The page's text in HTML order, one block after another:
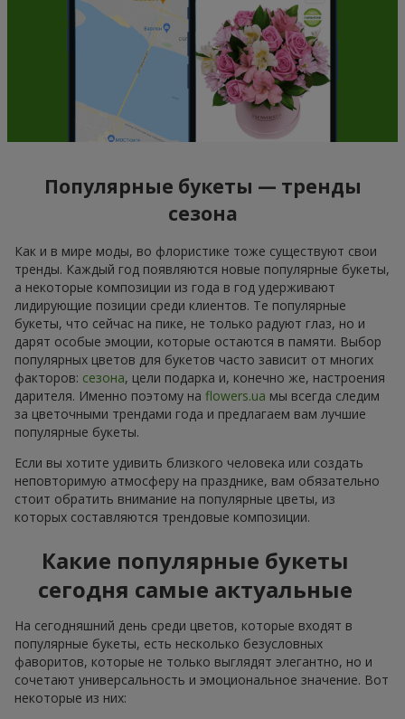
Популярные букеты — тренды
сезона
Как и в мире моды, во флористике тоже существуют свои
тренды. Каждый год появляются новые популярные букеты,
а некоторые композиции из года в год удерживают
лидирующие позиции среди клиентов. Те популярные
букеты, что сейчас на пике, не только радуют глаз, но и
дарят особые эмоции, которые остаются в памяти. Выбор
популярных цветов для букетов часто зависит от многих
факторов: сезона, цели подарка и, конечно же, настроения
дарителя. Именно поэтому на flowers.ua мы всегда следим
за цветочными трендами года и предлагаем вам лучшие
популярные букеты.
Если вы хотите удивить близкого человека или создать
неповторимую атмосферу на празднике, вам обязательно
стоит обратить внимание на популярные цветы, из
которых составляются трендовые композиции.
Какие популярные букеты
сегодня самые актуальные
На сегодняшний день среди цветов, которые входят в
популярные букеты, есть несколько безусловных
фаворитов, которые не только выглядят элегантно, но и
сочетают универсальность и эмоциональное значение. Вот
некоторые из них: